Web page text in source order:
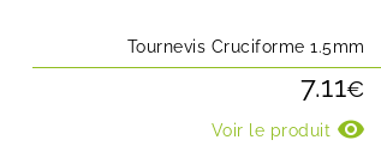
Tournevis Cruciforme 1.5mm
7.11€
Voir le produit visibility